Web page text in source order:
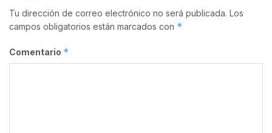
Tu dirección de correo electrónico no será publicada. Los
campos obligatorios están marcados con *
Comentario *